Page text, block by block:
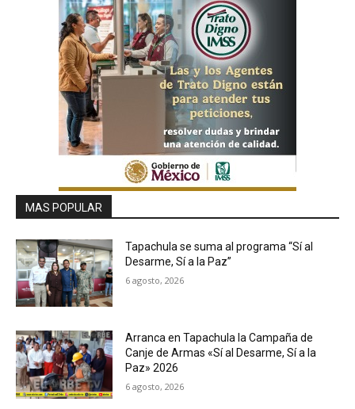
MAS POPULAR
Tapachula se suma al programa “Sí al
Desarme, Sí a la Paz”
6 agosto, 2026
Arranca en Tapachula la Campaña de
Canje de Armas «Sí al Desarme, Sí a la
Paz» 2026
6 agosto, 2026